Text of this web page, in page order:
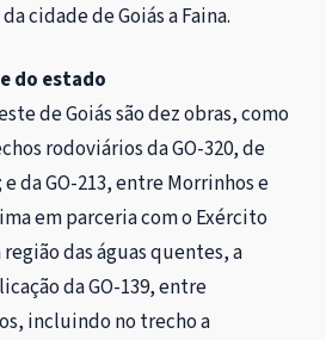
cidade de Goiás a Faina.
do estado
de Goiás são dez obras, como
rodoviários da GO-320, de
da GO-213, entre Morrinhos e
em parceria com o Exército
das águas quentes, a
da GO-139, entre
incluindo no trecho a